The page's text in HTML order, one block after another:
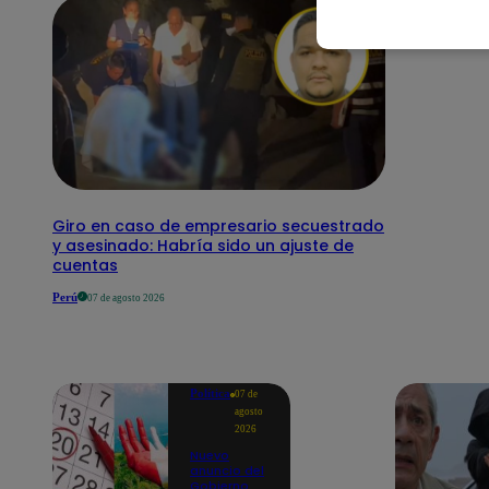
Giro en caso de empresario secuestrado
y asesinado: Habría sido un ajuste de
cuentas
Perú 07 de agosto 2026
Política 07 de
agosto
2026
Nuevo
anuncio del